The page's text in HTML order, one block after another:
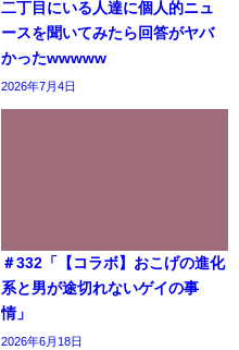
二丁目にいる人達に個人的ニュ
ースを聞いてみたら回答がヤバ
かったwwwww
2026年7月4日
＃332「【コラボ】おこげの進化
系と男が途切れないゲイの事
情」
2026年6月18日